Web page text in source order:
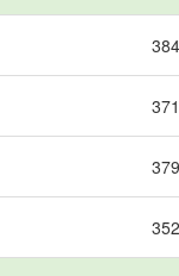
384
371
379
352